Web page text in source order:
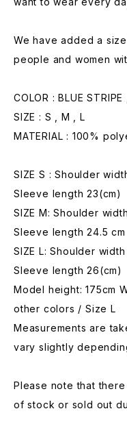
We have added a
people and women
COLOR : BLUE
SIZE : S , M , L
MATERIAL : 100%
SIZE S : Shoulder
Sleeve length 23(cm)
SIZE M: Shoulder
Sleeve length 24.5 cm
SIZE L: Shoulder
Sleeve length 26(cm)
Model height: 175cm
other colors / Size L
Measurements are
vary slightly
Please note that
of stock or sold out